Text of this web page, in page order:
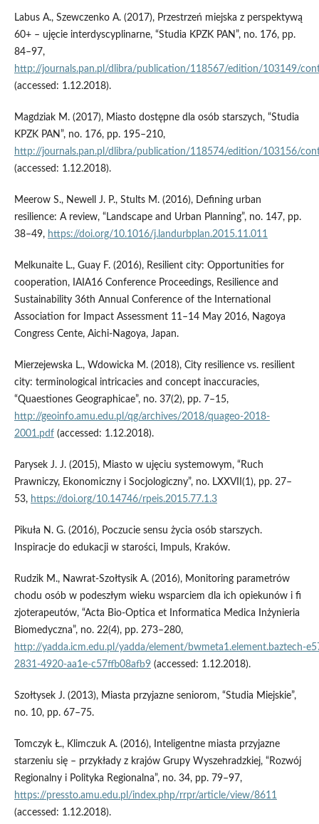
Labus A., Szewczenko A. (2017), Przestrzeń miejska z perspektywą
60+ – ujęcie interdyscyplinarne, “Studia KPZK PAN”, no. 176, pp.
84–97,
http://journals.pan.pl/dlibra/publication/118567/edition/103149/
(accessed: 1.12.2018).
Magdziak M. (2017), Miasto dostępne dla osób starszych, “Studia
KPZK PAN”, no. 176, pp. 195–210,
http://journals.pan.pl/dlibra/publication/118574/edition/103156/
(accessed: 1.12.2018).
Meerow S., Newell J. P., Stults M. (2016), Defining urban
resilience: A review, “Landscape and Urban Planning”, no. 147, pp.
38–49, https://doi.org/10.1016/j.landurbplan.2015.11.011
Melkunaite L., Guay F. (2016), Resilient city: Opportunities for
cooperation, IAIA16 Conference Proceedings, Resilience and
Sustainability 36th Annual Conference of the International
Association for Impact Assessment 11–14 May 2016, Nagoya
Congress Cente, Aichi‑Nagoya, Japan.
Mierzejewska L., Wdowicka M. (2018), City resilience vs. resilient
city: terminological intricacies and concept inaccuracies,
“Quaestiones Geographicae”, no. 37(2), pp. 7–15,
http://geoinfo.amu.edu.pl/qg/archives/2018/quageo-2018-
2001.pdf(accessed: 1.12.2018).
Parysek J. J. (2015), Miasto w ujęciu systemowym, “Ruch
Prawniczy, Ekonomiczny i Socjologiczny”, no. LXXVII(1), pp. 27–
53, https://doi.org/10.14746/rpeis.2015.77.1.3
Pikuła N. G. (2016), Poczucie sensu życia osób starszych.
Inspiracje do edukacji w starości, Impuls, Kraków.
Rudzik M., Nawrat‑Szołtysik A. (2016), Monitoring parametrów
chodu osób w podeszłym wieku wsparciem dla ich opiekunów i fi
zjoterapeutów, “Acta Bio‑Optica et Informatica Medica Inżynieria
Biomedyczna”, no. 22(4), pp. 273–280,
http://yadda.icm.edu.pl/yadda/element/
2831-4920‑aa1e‑c57ffb08afb9(accessed: 1.12.2018).
Szołtysek J. (2013), Miasta przyjazne seniorom, “Studia Miejskie”,
no. 10, pp. 67–75.
Tomczyk Ł., Klimczuk A. (2016), Inteligentne miasta przyjazne
starzeniu się – przykłady z krajów Grupy Wyszehradzkiej, “Rozwój
Regionalny i Polityka Regionalna”, no. 34, pp. 79–97,
https://pressto.amu.edu.pl/index.php/rrpr/article/view/8611
(accessed: 1.12.2018).